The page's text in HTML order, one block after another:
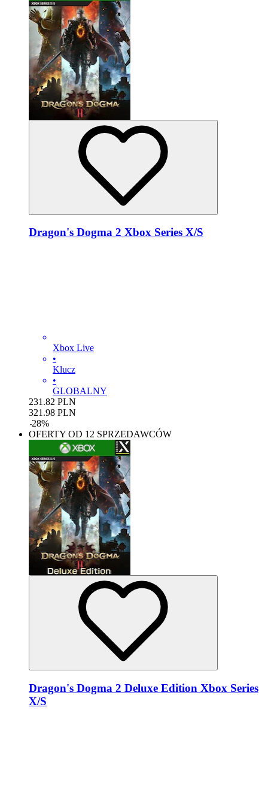
Dragon's Dogma 2 Xbox Series X/S
Xbox Live
•
Klucz
•
GLOBALNY
231.82 PLN
321.98 PLN
-28%
OFERTY OD 12 SPRZEDAWCÓW
Dragon's Dogma 2 Deluxe Edition Xbox Series
X/S